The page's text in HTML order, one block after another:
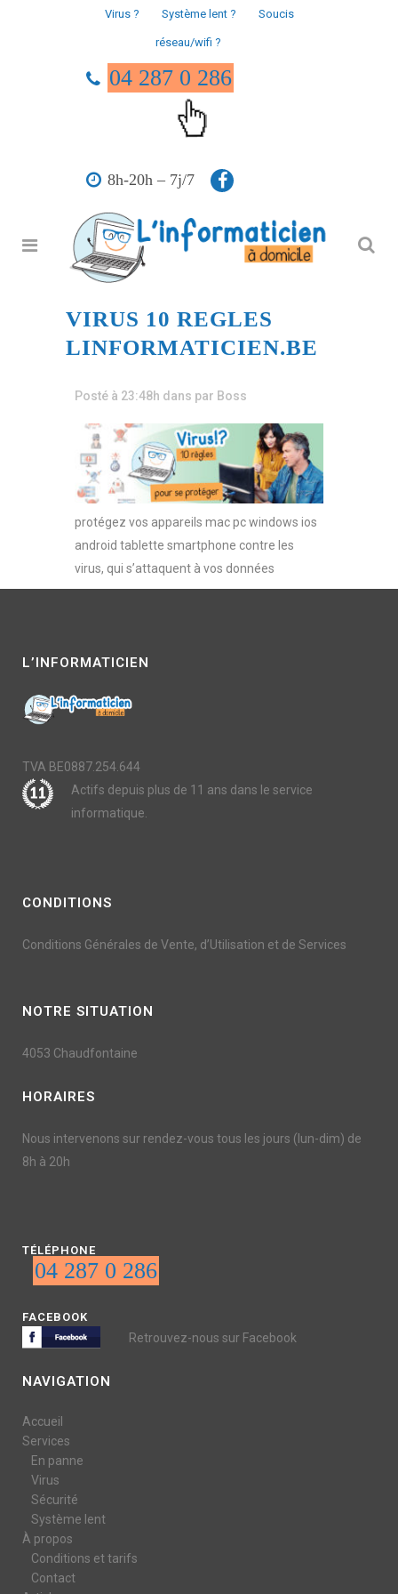
Virus ? Système lent ? Soucis
réseau/wifi ?
04 287 0 286
8h-20h – 7j/7
VIRUS 10 REGLES
LINFORMATICIEN.BE
Posté à 23:48h dans par Boss
protégez vos appareils mac pc windows ios
android tablette smartphone contre les
virus, qui s’attaquent à vos données
L’INFORMATICIEN
TVA BE0887.254.644
Actifs depuis plus de 11 ans dans le service
informatique.
CONDITIONS
Conditions Générales de Vente, d’Utilisation et de Services
NOTRE SITUATION
4053 Chaudfontaine
HORAIRES
Nous intervenons sur rendez-vous tous les jours (lun-dim) de
8h à 20h
TÉLÉPHONE
04 287 0 286
FACEBOOK
Retrouvez-nous sur Facebook
NAVIGATION
Accueil
Services
En panne
Virus
Sécurité
Système lent
À propos
Conditions et tarifs
Contact